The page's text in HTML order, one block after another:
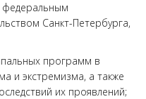
федеральным
Санкт-Петербурга,
программ в
и экстремизма, а также
их проявлений;